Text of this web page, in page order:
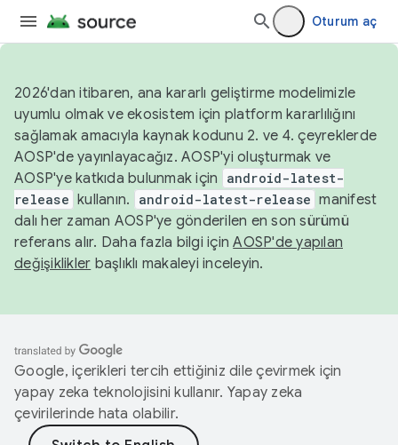
Oturum aç
2026'dan itibaren, ana kararlı geliştirme modelimizle
uyumlu olmak ve ekosistem için platform kararlılığını
sağlamak amacıyla kaynak kodunu 2. ve 4. çeyreklerde
AOSP'de yayınlayacağız. AOSP'yi oluşturmak ve
AOSP'ye katkıda bulunmak için
android-latest-
release kullanın. android-latest-release manifest
dalı her zaman AOSP'ye gönderilen en son sürümü
referans alır. Daha fazla bilgi içinAOSP'de yapılan
değişiklikler başlıklı makaleyi inceleyin.
Google, içerikleri tercih ettiğiniz dile çevirmek için
yapay zeka teknolojisini kullanır. Yapay zeka
çevirilerinde hata olabilir.